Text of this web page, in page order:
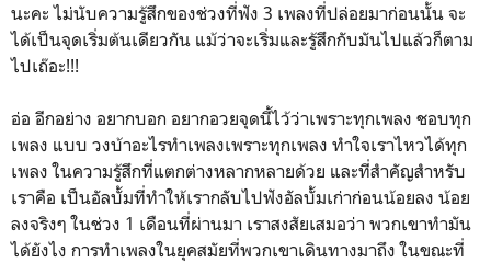
นะคะ ไม่นับความรู้สึกของช่วงที่ฟัง 3 เพลงที่ปล่อยมาก่อนนั้น จะ
ได้เป็นจุดเริ่มต้นเดียวกัน แม้ว่าจะเริ่มและรู้สึกกับมันไปแล้วก็ตาม
ไปเถ๊อะ!!!
อ่อ อีกอย่าง อยากบอก อยากอวยจุดนี้ไว้ว่าเพราะทุกเพลง ชอบทุก
เพลง แบบ วงบ้าอะไรทำเพลงเพราะทุกเพลง ทำใจเราไหวได้ทุก
เพลง ในความรู้สึกที่แตกต่างหลากหลายด้วย และที่สำคัญสำหรับ
เราคือ เป็นอัลบั้มที่ทำให้เรากลับไปฟังอัลบั้มเก่าก่อนน้อยลง น้อย
ลงจริงๆ ในช่วง 1 เดือนที่ผ่านมา เราสงสัยเสมอว่า พวกเขาทำมัน
ได้ยังไง การทำเพลงในยุคสมัยที่พวกเขาเดินทางมาถึง ในขณะที่